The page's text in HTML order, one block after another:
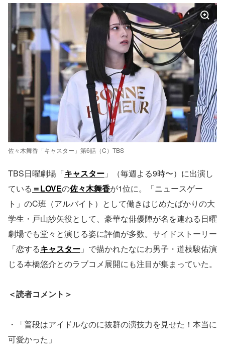
佐々木舞香「キャスター」第6話（C）TBS
TBS日曜劇場「キャスター 」（毎週よる9時〜）に出演し
ている ＝LOVEの佐々木舞香が1位に。「ニュースゲー
ト」のC班（アルバイト）として働きはじめたばかりの大
学生・戸山紗矢役として、豪華な俳優陣が名を連ねる日曜
劇場でも堂々と演じる姿に評価が多数。サイドストーリー
「恋するキャスター 」で描かれたなにわ男子・道枝駿佑演
じる本橋悠介とのラブコメ展開にも注目が集まっていた。
＜読者コメント＞
・「普段はアイドルなのに抜群の演技力を見せた！本当に
可愛かった」